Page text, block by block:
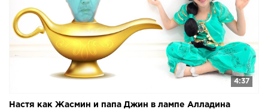
4:37
Настя как Жасмин и папа Джин в лампе Алладина